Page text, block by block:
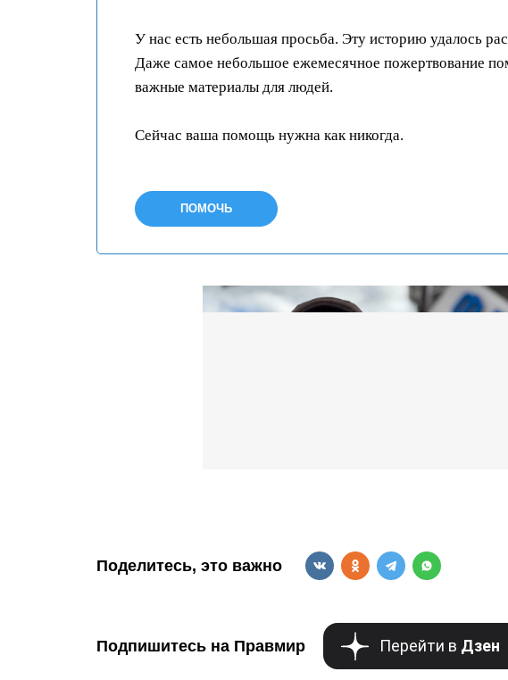
У нас есть небольшая просьба. Эту историю удалось
Даже самое небольшое ежемесячное пожертвование
важные материалы для людей.
Сейчас ваша помощь нужна как никогда.
ПОМОЧЬ
Поделитесь, это важно
Подпишитесь на Правмир Перейти в Дзен